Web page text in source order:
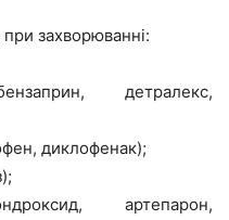
захворюванні:
детралекс,
диклофенак);
артепарон,